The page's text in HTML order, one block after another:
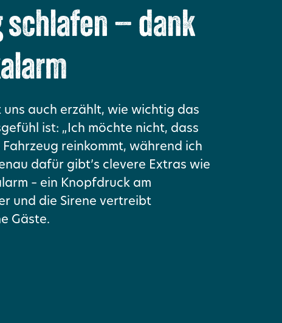
schlafen – dank
uns auch erzählt, wie wichtig das
ist: „Ich möchte nicht, dass
Fahrzeug reinkommt, während ich
dafür gibt’s clevere Extras wie
– ein Knopfdruck am
und die Sirene vertreibt
Gäste.